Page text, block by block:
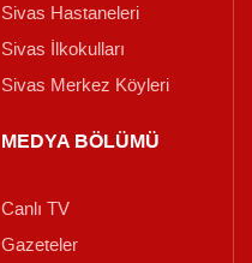
Sivas Hastaneleri
Sivas İlkokulları
Sivas Merkez Köyleri
MEDYA BÖLÜMÜ
Canlı TV
Gazeteler